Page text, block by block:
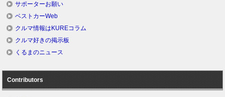
サポーターお願い
ベストカーWeb
クルマ情報はKUREコラム
クルマ好きの掲示板
くるまのニュース
Contributors